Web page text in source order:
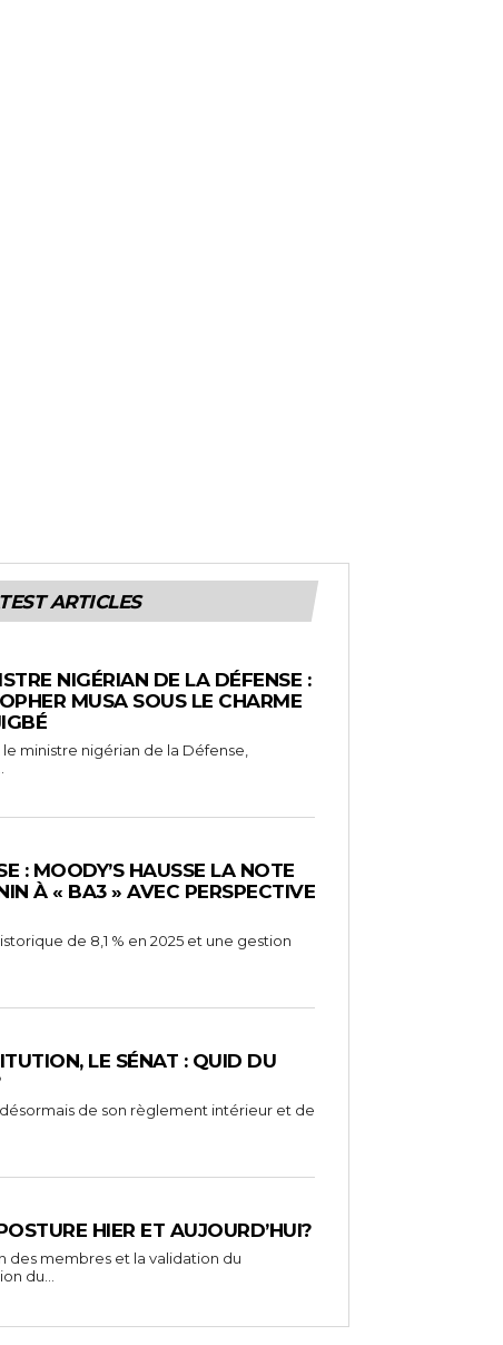
ARTICLES
NIGÉRIAN DE LA DÉFENSE :
MUSA SOUS LE CHARME
ministre nigérian de la Défense,
: MOODY’S HAUSSE LA NOTE
À « BA3 » AVEC PERSPECTIVE
de 8,1 % en 2025 et une gestion
LE SÉNAT : QUID DU
de son règlement intérieur et de
HIER ET AUJOURD’HUI?
des membres et la validation du
du...